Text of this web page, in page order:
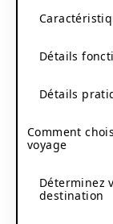
Détails
Détails
Comment
voyage
Déterminez
destination